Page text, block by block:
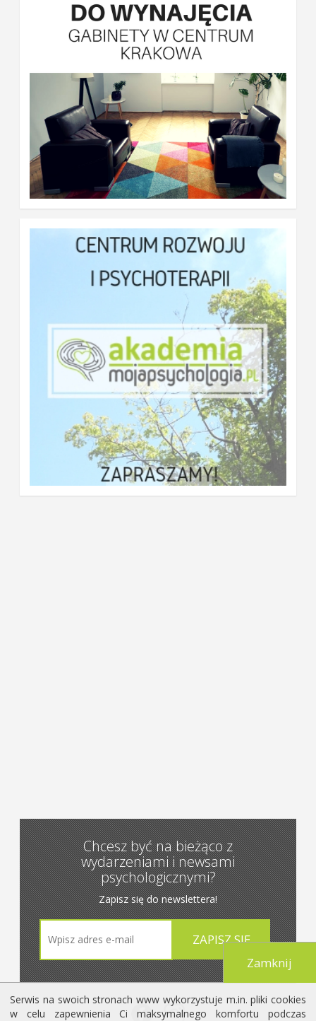
Chcesz być na bieżąco z
wydarzeniami i newsami
psychologicznymi?
Zapisz się do newslettera!
Serwis na swoich stronach www wykorzystuje m.in. pliki cookies
w celu zapewnienia Ci maksymalnego komfortu podczas
Zamknij